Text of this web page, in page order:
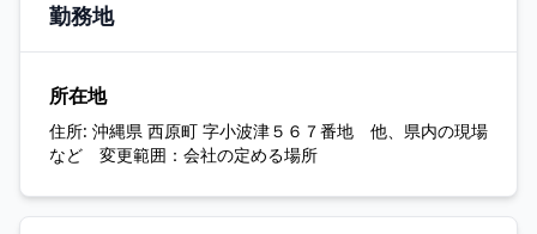
勤務地
所在地
住所: 沖縄県 西原町 字小波津５６７番地 他、県内の現場
など 変更範囲：会社の定める場所